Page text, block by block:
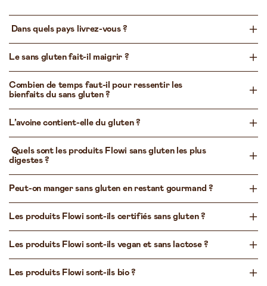
Dans quels pays livrez-vous ?
Le sans gluten fait-il maigrir ?
Combien de temps faut-il pour ressentir les
bienfaits du sans gluten ?
L’avoine contient-elle du gluten ?
Quels sont les produits Flowi sans gluten les plus
digestes ?
Peut-on manger sans gluten en restant gourmand ?
Les produits Flowi sont-ils certifiés sans gluten ?
Les produits Flowi sont-ils vegan et sans lactose ?
Les produits Flowi sont-ils bio ?